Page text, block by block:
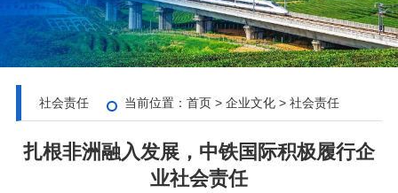
社会责任 当前位置： 首页> 企业文化> 社会责任
扎根非洲融入发展，中铁国际积极履行企
业社会责任